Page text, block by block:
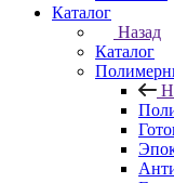
Каталог
Назад
Каталог